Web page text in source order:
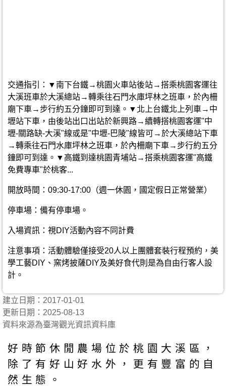
交通指引：▼南下台鐵→桃園火車站後站→搭乘桃園客運往
大溪班車於大溪總站→轉乘往石門水庫坪林之班車，於內柵
廟下車→步行約五分鐘即可到達。▼北上台鐵北上列車→中
壢站下車，由後站出口出站於新興路→續轉搭桃園客運"中
壢-關路缺-大溪"線或是"中壢-巴陵"線皆可→於大溪總站下車
→轉乘往石門水庫坪林之班車，於內柵廟下車→步行約五分
鐘即可到達。▼高鐵到達桃園青埔站→搭乘桃園客運"高鐵
免費專車"於桃客...
開放時間：09:30-17:00（週一休園，國定假日正常營業）
停車場：備有停車場。
入場資訊：視DIY活動內容不同計費
注意事項：活動體驗僅接受20人以上團體套裝行程預約，美
學工藝DIY、窯烤披薩DIY及美好食代則是為自由行客人設
計。
建立日期：2017-01-01
更新日期：2025-08-13
資料來源為臺灣觀光資訊資料庫
好時節休閒農場位於桃園大溪區，
除了有好山好水外，更有豐富的自
然生態。